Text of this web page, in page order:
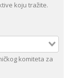
kојu trаžitе.
komiteta za